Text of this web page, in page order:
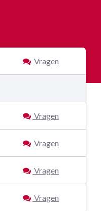
Vragen
Vragen
Vragen
Vragen
Vragen